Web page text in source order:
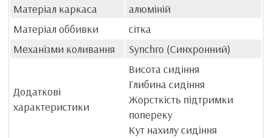
Матеріал каркаса
алюміній
Матеріал оббивки
сітка
Механізми коливання
Synchro (Синхронний)
Додаткові
характеристики
Висота сидіння
Глибина сидіння
Жорсткість підтримки
попереку
Кут нахилу сидіння